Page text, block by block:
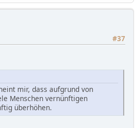
#37
mir, dass aufgrund von
Menschen vernünftigen
überhöhen.